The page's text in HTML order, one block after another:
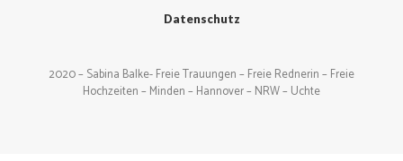
Datenschutz
2020 – Sabina Balke- Freie Trauungen – Freie Rednerin – Freie
Hochzeiten – Minden – Hannover – NRW – Uchte